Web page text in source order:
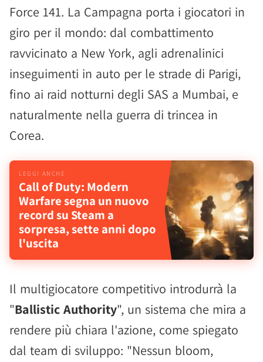
Force 141. La Campagna porta i giocatori in
giro per il mondo: dal combattimento
ravvicinato a New York, agli adrenalinici
inseguimenti in auto per le strade di Parigi,
fino ai raid notturni degli SAS a Mumbai, e
naturalmente nella guerra di trincea in
Corea.
Call of Duty: Modern
Warfare segna un nuovo
record su Steam a
sorpresa, sette anni dopo
l'uscita
Il multigiocatore competitivo introdurrà la
"Ballistic Authority", un sistema che mira a
rendere più chiara l'azione, come spiegato
dal team di sviluppo: "Nessun bloom,